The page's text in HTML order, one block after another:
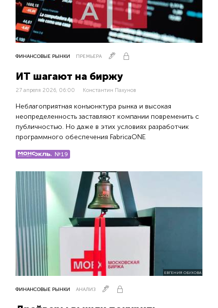
ФИНАНСОВЫЕ РЫНКИ ПРЕМЬЕРА
ИТ шагают на биржу
27 апреля 2026, 06:00 Константин Пахунов
Неблагоприятная конъюнктура рынка и высокая
неопределенность заставляют компании повременить с
публичностью. Но даже в этих условиях разработчик
программного обеспечения FabricaONE
№19
ЕВГЕНИЯ ОБУХОВА
ФИНАНСОВЫЕ РЫНКИ АНАЛИЗ